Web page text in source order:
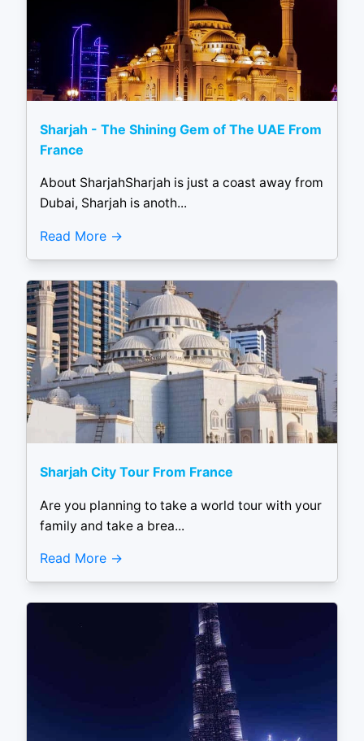
Sharjah - The Shining Gem of The UAE From
France
About SharjahSharjah is just a coast away from
Dubai, Sharjah is anoth...
Read More
Sharjah City Tour From France
Are you planning to take a world tour with your
family and take a brea...
Read More